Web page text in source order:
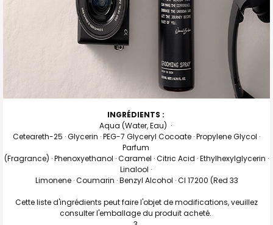
INGRÉDIENTS :
Aqua (Water, Eau) ·
Ceteareth-25 · Glycerin · PEG-7 Glyceryl Cocoate · Propylene Glycol ·
Parfum
(Fragrance) · Phenoxyethanol · Caramel · Citric Acid · Ethylhexylglycerin ·
Linalool ·
Limonene · Coumarin · Benzyl Alcohol · CI 17200 (Red 33
Cette liste d'ingrédients peut faire l'objet de modifications, veuillez
consulter l'emballage du produit acheté.